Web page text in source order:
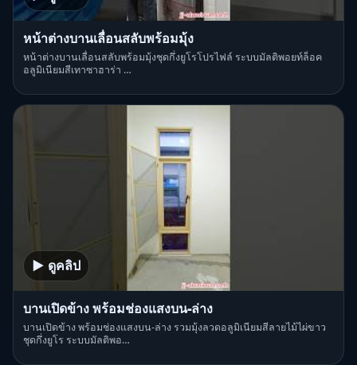
หน้าต่างบานเลื่อนสลับพร้อมมุ้ง
หน้าต่างบานเลื่อนสลับพร้อมมุ้งชุดกึ่งยูโรโปรไฟล์ ระบบมัลติพอยท์ล็อค
อลูมิเนียมสีเทาซาฮาร่า …
▶ ดูคลิป
บานเปิดข้าง พร้อมช่องแสงบน-ล่าง
บานเปิดข้าง พร้อมช่องแสงบน-ล่าง รวมมุ้งลวดอลูมิเนียมสีลายไม้ไผ่ขาว
ชุดกึ่งยูโร ระบบมัลติพอ…